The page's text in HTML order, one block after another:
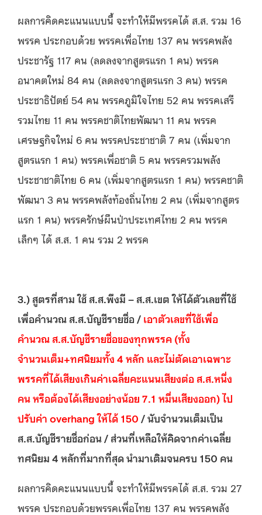
ผลการคิดคะแนนแบบนี้ จะทำให้มีพรรคได้ ส.ส. รวม 16
พรรค ประกอบด้วย พรรคเพื่อไทย 137 คน พรรคพลัง
ประชารัฐ 117 คน (ลดลงจากสูตรแรก 1 คน) พรรค
อนาคตใหม่ 84 คน (ลดลงจากสูตรแรก 3 คน) พรรค
ประชาธิปัตย์ 54 คน พรรคภูมิใจไทย 52 คน พรรคเสรี
รวมไทย 11 คน พรรคชาติไทยพัฒนา 11 คน พรรค
เศรษฐกิจใหม่ 6 คน พรรคประชาชาติ 7 คน (เพิ่มจาก
สูตรแรก 1 คน) พรรคเพื่อชาติ 5 คน พรรครวมพลัง
ประชาชาติไทย 6 คน (เพิ่มจากสูตรแรก 1 คน) พรรคชาติ
พัฒนา 3 คน พรรคพลังท้องถิ่นไทย 2 คน (เพิ่มจากสูตร
แรก 1 คน) พรรครักษ์ผืนป่าประเทศไทย 2 คน พรรค
เล็กๆ ได้ ส.ส. 1 คน รวม 2 พรรค
3.) สูตรที่สาม ใช้ ส.ส.พึงมี – ส.ส.เขต ให้ได้ตัวเลขที่ใช้
เพื่อคำนวณ ส.ส.บัญชีรายชื่อ / เอาตัวเลขที่ใช้เพื่อ
คำนวณ ส.ส.บัญชีรายชื่อของทุกพรรค (ทั้ง
จำนวนเต็ม+ทศนิยมทั้ง 4 หลัก และไม่ตัดเอาเฉพาะ
พรรคที่ได้เสียงเกินค่าเฉลี่ยคะแนนเสียงต่อ ส.ส.หนึ่ง
คน หรือต้องได้เสียงอย่างน้อย 7.1 หมื่นเสียงออก) ไป
ปรับค่า overhangให้ได้ 150 / นับจำนวนเต็มเป็น
ส.ส.บัญชีรายชื่อก่อน / ส่วนที่เหลือให้คิดจากค่าเฉลี่ย
ทศนิยม 4 หลักที่มากที่สุด นำมาเติมจนครบ 150 คน
ผลการคิดคะแนนแบบนี้ จะทำให้มีพรรคได้ ส.ส. รวม 27
พรรค ประกอบด้วยพรรคเพื่อไทย 137 คน พรรคพลัง